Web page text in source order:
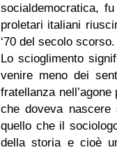
socialdemocratica,
proletari italiani
‘70 del secolo scorso.
Lo scioglimento
venire meno dei
fratellanza
che doveva
quello che il
della storia e cioè